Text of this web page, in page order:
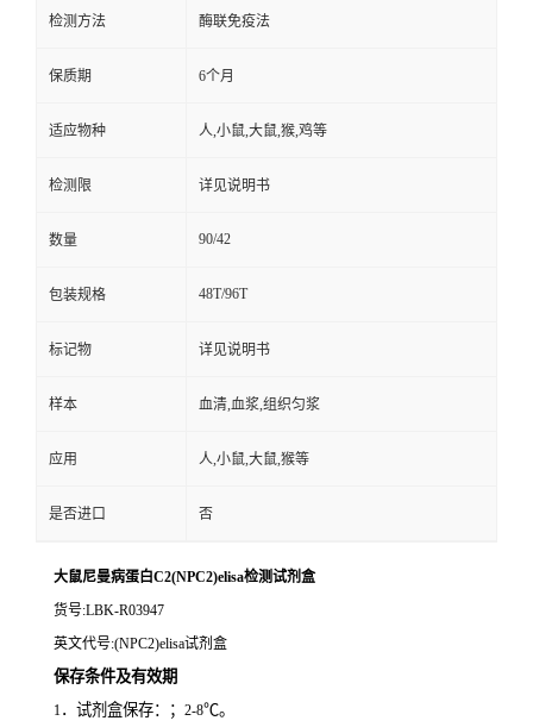
检测方法 酶联免疫法
保质期 6个月
适应物种 人,小鼠,大鼠,猴,鸡等
检测限 详见说明书
数量 90/42
包装规格 48T/96T
标记物 详见说明书
样本 血清,血浆,组织匀浆
应用 人,小鼠,大鼠,猴等
是否进口 否
大鼠尼曼病蛋白C2(NPC2)elisa检测试剂盒
货号:LBK-R03947
英文代号:(NPC2)elisa试剂盒
保存条件及有效期
1．试剂盒保存：； 2-8℃。